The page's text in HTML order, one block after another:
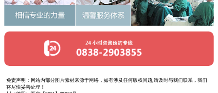
免责声明：网站内部分图片素材来源于网络，如有涉及任何版权问题,请及时与我们联系，我们
将尽快妥善处理！